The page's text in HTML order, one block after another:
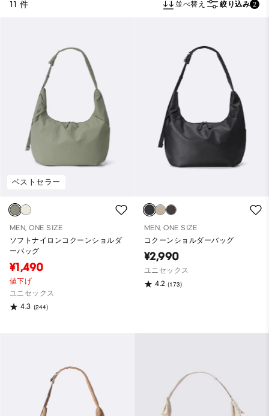
11 件 並べ替え 絞り込み 2
ベストセラー
MEN, ONE SIZE
ソフトナイロンコクーンショルダ
ーバッグ
¥1,490
値下げ
ユニセックス
4.3 (244)
MEN, ONE SIZE
コクーンショルダーバッグ
¥2,990
ユニセックス
4.2 (173)